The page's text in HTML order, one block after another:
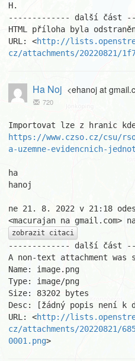
H.
------------- další část
HTML příloha byla
URL: <http://
cz/attachments/20220821/
Ha Noj <ehanoj at
720
https://www.czso.cz/csu/
a-uzemne-evidencnich-
ha
hanoj
ne 21. 8. 2022 v 21:18
zobrazit citaci
------------- další část
A non-text attachment was
Name: image.png
Type: image/png
Size: 83202 bytes
Desc: [žádný popis není k
URL: <http://
cz/attachments/20220821/
0001.png>